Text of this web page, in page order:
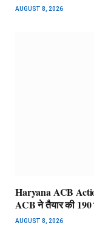
AUGUST 8, 2026
Haryana ACB
ACB ने तैयार की 190
AUGUST 8, 2026